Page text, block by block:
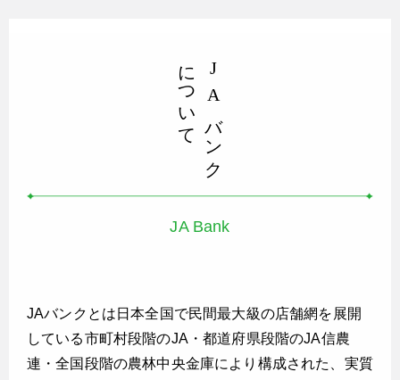
J
A
バンク
について
JA Bank
JAバンクとは日本全国で民間最大級の店舗網を展開
している市町村段階のJA・都道府県段階のJA信農
連・全国段階の農林中央金庫により構成された、実質